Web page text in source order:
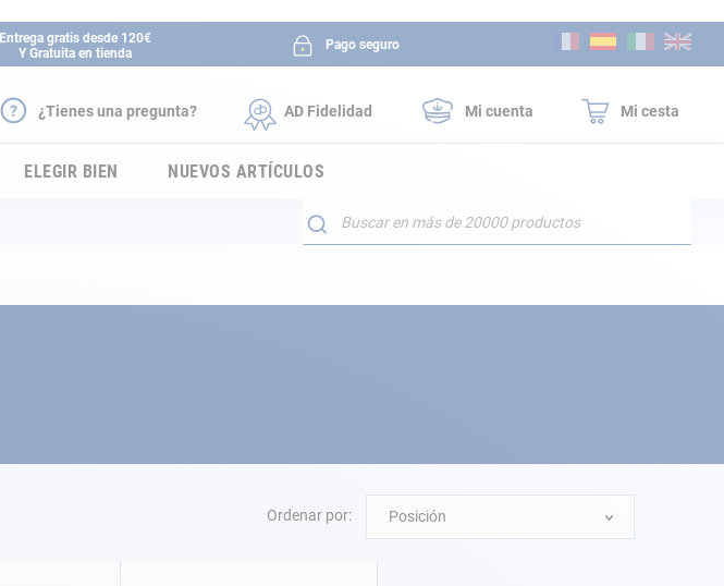
Entrega gratis desde 120€
Y Gratuita en tienda
Pago seguro
¿Tienes una pregunta? AD Fidelidad Mi cuenta Mi cesta
ELEGIR BIEN NUEVOS ARTÍCULOS
Buscar
Ordenar por: Posición